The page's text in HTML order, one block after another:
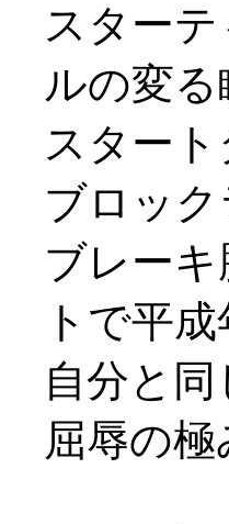
スター
ルの変
スター
ブロッ
ブレー
トで平
自分と
屈辱の